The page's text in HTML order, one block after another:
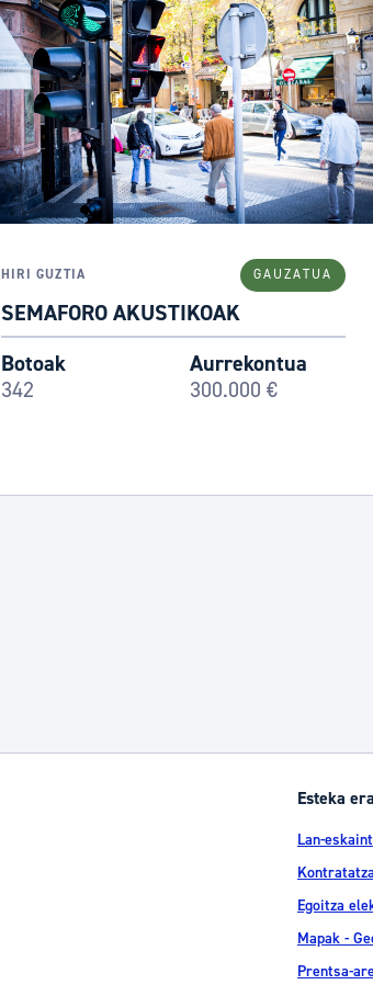
HIRI GUZTIA GAUZATUA
SEMAFORO AKUSTIKOAK
Botoak
342
Aurrekontua
300.000 €
Esteka
Lan-
Egoitza
Mapak -
Prentsa-